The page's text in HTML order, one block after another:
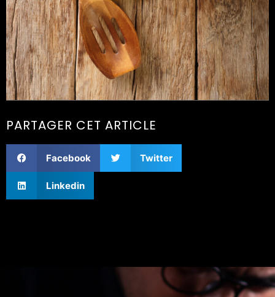
PARTAGER CET ARTICLE
Facebook Twitter
Linkedin